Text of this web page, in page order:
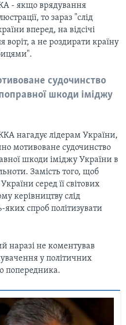
- якщо врядування
то зараз "слід
вперед, на відсічі
воріт, а не роздирати країну
судочинство
шкоди іміджу
нагадує лідерам України,
мотивоване судочинство
шкоди іміджу України в
Замість того, щоб
серед її світових
керівництву слід
яких спроб політизувати
наразі не коментував
у політичних
попередника.